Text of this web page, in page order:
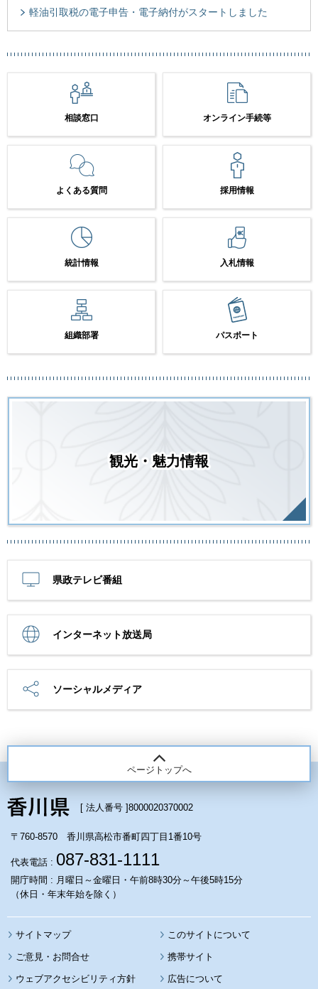
軽油引取税の電子申告・電子納付がスタートしました
相談窓口 オンライン手続等
よくある質問 採用情報
統計情報 入札情報
組織部署 パスポート
観光・魅力情報
県政テレビ番組
インターネット放送局
ソーシャルメディア
ページトップへ
[ 法人番号 ]8000020370002
〒760-8570 香川県高松市番町四丁目1番10号
代表電話 : 087-831-1111
開庁時間 : 月曜日～金曜日・午前8時30分～午後5時15分
（休日・年末年始を除く）
サイトマップ このサイトについて
携帯サイト
ウェブアクセシビリティ方針 広告について